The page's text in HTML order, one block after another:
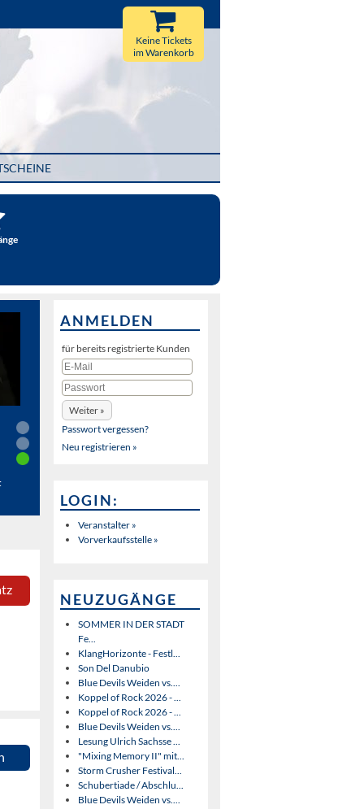
Keine Tickets
im Warenkorb
ANMELDEN
für bereits registrierte Kunden
Passwort vergessen?
Neu registrieren »
LOGIN:
Veranstalter »
Vorverkaufsstelle »
NEUZUGÄNGE
SOMMER IN DER STADT
Fe...
KlangHorizonte - Festl...
Son Del Danubio
Blue Devils Weiden vs....
Koppel of Rock 2026 - ...
Koppel of Rock 2026 - ...
Blue Devils Weiden vs....
Lesung Ulrich Sachsse ...
"Mixing Memory II" mit...
Storm Crusher Festival...
Schubertiade / Abschlu...
Blue Devils Weiden vs....